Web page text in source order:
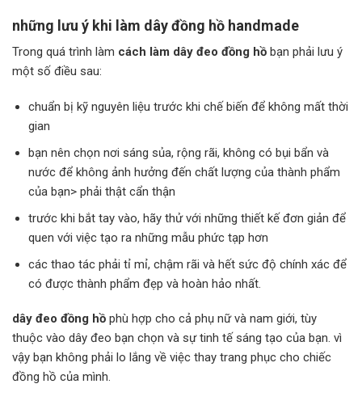
những lưu ý khi làm dây đồng hồ handmade
Trong quá trình làm cách làm dây đeo đồng hồ bạn phải lưu ý
một số điều sau:
chuẩn bị kỹ nguyên liệu trước khi chế biến để không mất thời
gian
bạn nên chọn nơi sáng sủa, rộng rãi, không có bụi bẩn và
nước để không ảnh hưởng đến chất lượng của thành phẩm
của bạn> phải thật cẩn thận
trước khi bắt tay vào, hãy thử với những thiết kế đơn giản để
quen với việc tạo ra những mẫu phức tạp hơn
các thao tác phải tỉ mỉ, chậm rãi và hết sức độ chính xác để
có được thành phẩm đẹp và hoàn hảo nhất.
dây đeo đồng hồ phù hợp cho cả phụ nữ và nam giới, tùy
thuộc vào dây đeo bạn chọn và sự tinh tế sáng tạo của bạn. vì
vậy bạn không phải lo lắng về việc thay trang phục cho chiếc
đồng hồ của mình.